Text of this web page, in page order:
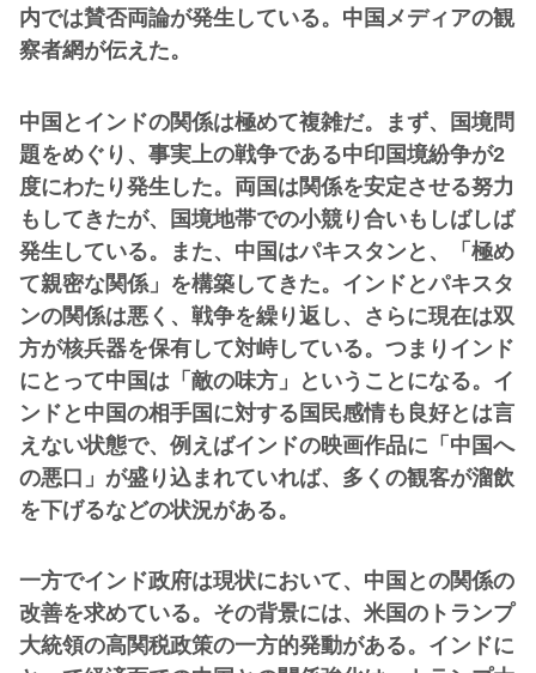
内では賛否両論が発生している。中国メディアの観
察者網が伝えた。
中国とインドの関係は極めて複雑だ。まず、国境問
題をめぐり、事実上の戦争である中印国境紛争が2
度にわたり発生した。両国は関係を安定させる努力
もしてきたが、国境地帯での小競り合いもしばしば
発生している。また、中国はパキスタンと、「極め
て親密な関係」を構築してきた。インドとパキスタ
ンの関係は悪く、戦争を繰り返し、さらに現在は双
方が核兵器を保有して対峙している。つまりインド
にとって中国は「敵の味方」ということになる。イ
ンドと中国の相手国に対する国民感情も良好とは言
えない状態で、例えばインドの映画作品に「中国へ
の悪口」が盛り込まれていれば、多くの観客が溜飲
を下げるなどの状況がある。
一方でインド政府は現状において、中国との関係の
改善を求めている。その背景には、米国のトランプ
大統領の高関税政策の一方的発動がある。インドに